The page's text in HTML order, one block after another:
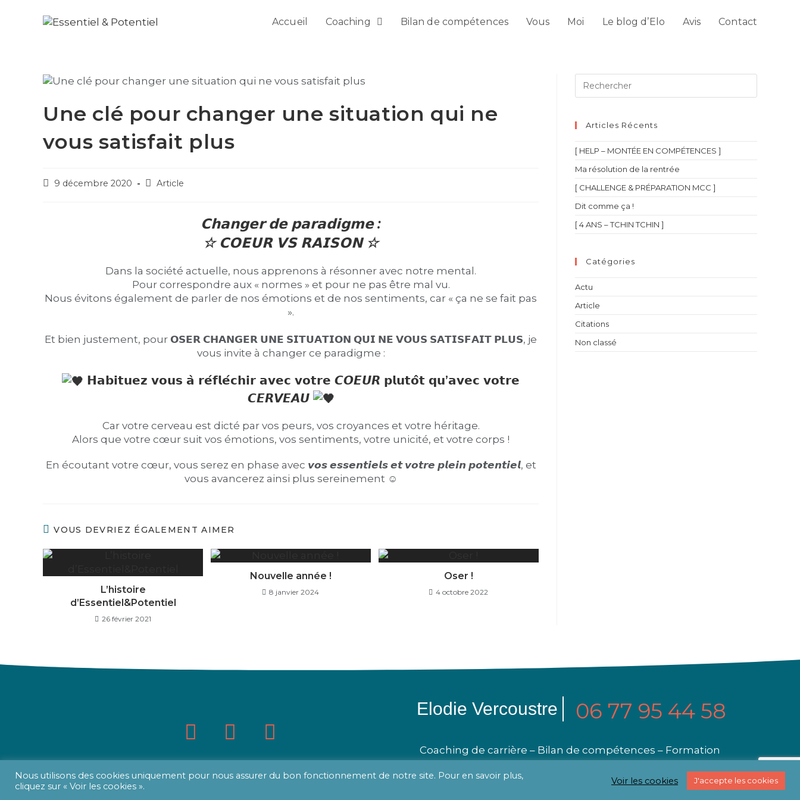
Accueil Coaching Bilan de compétences Vous Moi Le blog d’Elo Avis Contact
Une clé pour changer une situation qui ne
vous satisfait plus
9 décembre 2020 Article
𝗖𝗵𝗮𝗻𝗴𝗲𝗿 𝗱𝗲 𝗽𝗮𝗿𝗮𝗱𝗶𝗴𝗺𝗲 :
☆ 𝗖𝗢𝗘𝗨𝗥 𝗩𝗦 𝗥𝗔𝗜𝗦𝗢𝗡 ☆
Dans la société actuelle, nous apprenons à résonner avec notre mental.
Pour correspondre aux « normes » et pour ne pas être mal vu.
Nous évitons également de parler de nos émotions et de nos sentiments, car « ça ne se fait pas
».
Et bien justement, pour 𝗢𝗦𝗘𝗥 𝗖𝗛𝗔𝗡𝗚𝗘𝗥 𝗨𝗡𝗘 𝗦𝗜𝗧𝗨𝗔𝗧𝗜𝗢𝗡 𝗤𝗨𝗜 𝗡𝗘 𝗩𝗢𝗨𝗦 𝗦𝗔𝗧𝗜𝗦𝗙𝗔𝗜𝗧 𝗣𝗟𝗨𝗦, je
vous invite à changer ce paradigme :
𝗛𝗮𝗯𝗶𝘁𝘂𝗲𝘇 𝘃𝗼𝘂𝘀 𝗮̀ 𝗿𝗲́𝗳𝗹𝗲́𝗰𝗵𝗶𝗿 𝗮𝘃𝗲𝗰 𝘃𝗼𝘁𝗿𝗲 𝘾𝙊𝙀𝙐𝙍 𝗽𝗹𝘂𝘁𝗼̂𝘁 𝗾𝘂’𝗮𝘃𝗲𝗰 𝘃𝗼𝘁𝗿𝗲
𝘾𝙀𝙍𝙑𝙀𝘼𝙐
Car votre cerveau est dicté par vos peurs, vos croyances et votre héritage.
Alors que votre cœur suit vos émotions, vos sentiments, votre unicité, et votre corps !
En écoutant votre cœur, vous serez en phase avec 𝙫𝙤𝙨 𝙚𝙨𝙨𝙚𝙣𝙩𝙞𝙚𝙡𝙨 𝙚𝙩 𝙫𝙤𝙩𝙧𝙚 𝙥𝙡𝙚𝙞𝙣 𝙥𝙤𝙩𝙚𝙣𝙩𝙞𝙚𝙡, et
vous avancerez ainsi plus sereinement ☺︎︎
VOUS DEVRIEZ ÉGALEMENT AIMER
L’histoire
d’Essentiel&Potentiel
26 février 2021
Nouvelle année !
8 janvier 2024
Oser !
4 octobre 2022
Articles Récents
[ HELP – MONTÉE EN COMPÉTENCES ]
Ma résolution de la rentrée
[ CHALLENGE & PRÉPARATION MCC ]
Dit comme ça !
[ 4 ANS – TCHIN TCHIN ]
Catégories
Actu
Article
Citations
Non classé
Elodie Vercoustre 06 77 95 44 58
Coaching de carrière – Bilan de compétences – Formation
Politique de confidentialité Politique de cookies
Copyright Essentiel & Potentiel - 2021
Nous utilisons des cookies uniquement pour nous assurer du bon fonctionnement de notre site. Pour en savoir plus,
cliquez sur « Voir les cookies ».
Voir les cookies J'accepte les cookies